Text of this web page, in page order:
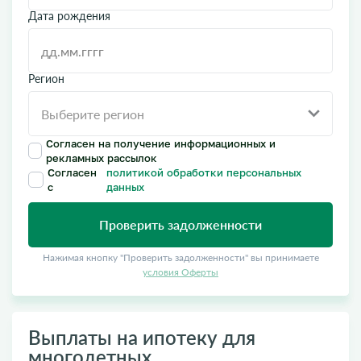
Дата рождения
Регион
Согласен на получение информационных и
рекламных рассылок
Согласен
с
политикой обработки персональных
данных
Проверить задолженности
Нажимая кнопку "Проверить задолженности" вы принимаете
условия Оферты
Выплаты на ипотеку для